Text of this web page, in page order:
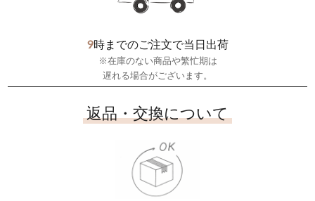
9時までのご注文で当日出荷
※在庫のない商品や繁忙期は
遅れる場合がございます。
返品・交換について